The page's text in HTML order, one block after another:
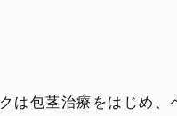
は包茎治療をはじめ